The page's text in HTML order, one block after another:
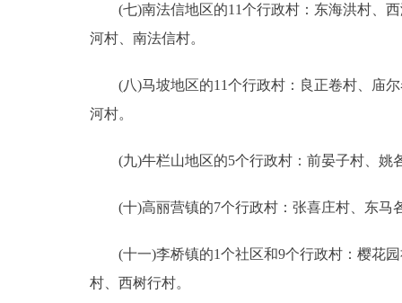
(七)南法信地区的11个行政村：东海洪村、西
河村、南法信村。
(八)马坡地区的11个行政村：良正卷村、庙尔
河村。
(九)牛栏山地区的5个行政村：前晏子村、姚
(十)高丽营镇的7个行政村：张喜庄村、东马
(十一)李桥镇的1个社区和9个行政村：樱花园
村、西树行村。